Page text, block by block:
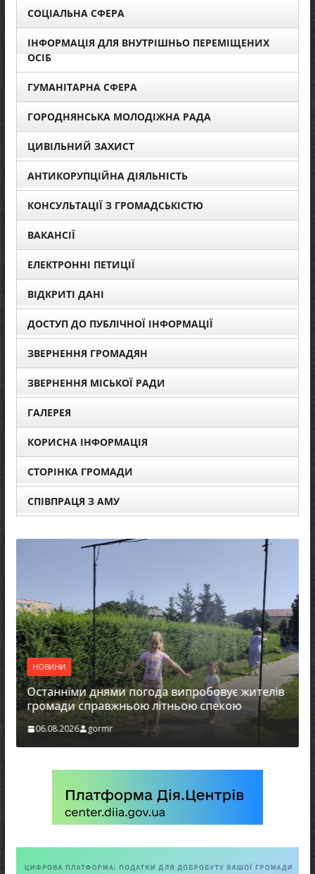
СОЦІАЛЬНА СФЕРА
ІНФОРМАЦІЯ ДЛЯ ВНУТРІШНЬО ПЕРЕМІЩЕНИХ
ОСІБ
ГУМАНІТАРНА СФЕРА
ГОРОДНЯНСЬКА МОЛОДІЖНА РАДА
ЦИВІЛЬНИЙ ЗАХИСТ
АНТИКОРУПЦІЙНА ДІЯЛЬНІСТЬ
КОНСУЛЬТАЦІЇ З ГРОМАДСЬКІСТЮ
ВАКАНСІЇ
ЕЛЕКТРОННІ ПЕТИЦІЇ
ВІДКРИТІ ДАНІ
ДОСТУП ДО ПУБЛІЧНОЇ ІНФОРМАЦІЇ
ЗВЕРНЕННЯ ГРОМАДЯН
ЗВЕРНЕННЯ МІСЬКОЇ РАДИ
ГАЛЕРЕЯ
КОРИСНА ІНФОРМАЦІЯ
СТОРІНКА ГРОМАДИ
СПІВПРАЦЯ З АМУ
днями погода випробовує жителів
справжньою літньою спекою
gormr
НОВИНИ